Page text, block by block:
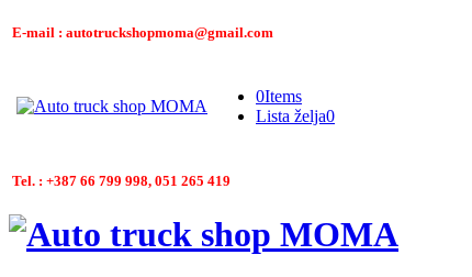
E-mail : autotruckshopmoma@gmail.com
0Items
Lista želja0
Tel. : +387 66 799 998, 051 265 419